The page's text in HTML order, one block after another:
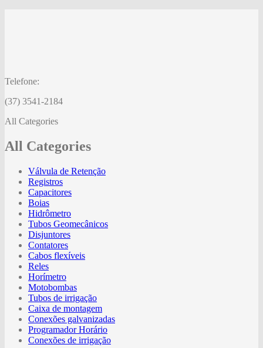
Telefone:
(37) 3541-2184
All Categories
All Categories
Válvula de Retenção
Registros
Capacitores
Boias
Hidrômetro
Tubos Geomecânicos
Disjuntores
Contatores
Cabos flexíveis
Reles
Horímetro
Motobombas
Tubos de irrigação
Caixa de montagem
Conexões galvanizadas
Programador Horário
Conexões de irrigação